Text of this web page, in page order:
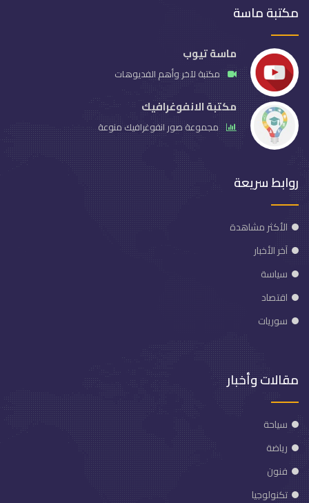
مكتبة ماسة
ماسة تيوب
مكتبة لآخر وأهم الفديوهات
مكتبة الانفوغرافيك
مجموعة صور انفوغرافيك منوعة
روابط سريعة
الأكثر مشاهدة
آخر الأخبار
سياسة
اقتصاد
سوريات
مقالات وأخبار
سياحة
رياضة
فنون
تكنولوجيا